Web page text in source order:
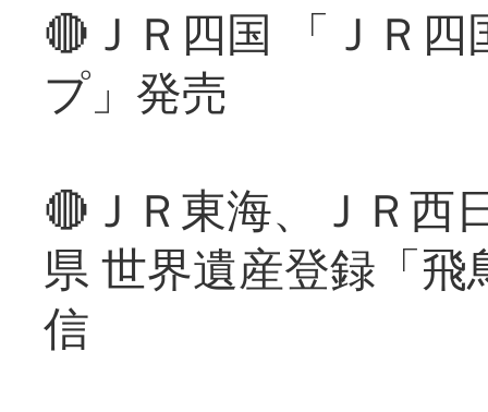
🔴ＪＲ四国 「ＪＲ
プ」発売
🔴ＪＲ東海、ＪＲ西
県 世界遺産登録「
信